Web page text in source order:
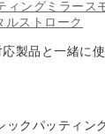
ングミラース
ストローク
製品と一緒に
クパッティン